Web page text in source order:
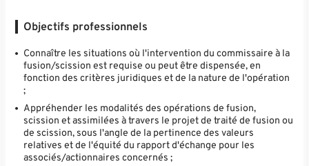
Objectifs professionnels
Connaître les situations où l'intervention du commissaire à la
fusion/scission est requise ou peut être dispensée, en
fonction des critères juridiques et de la nature de l'opération
;
Appréhender les modalités des opérations de fusion,
scission et assimilées à travers le projet de traité de fusion ou
de scission, sous l'angle de la pertinence des valeurs
relatives et de l'équité du rapport d'échange pour les
associés/actionnaires concernés ;